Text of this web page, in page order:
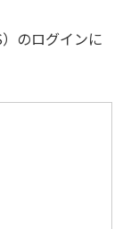
のログインに